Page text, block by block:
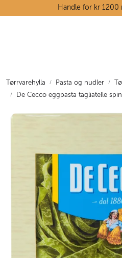
Skip to main contentHandle for kr 1200
Tørrvarehylla Pasta og nudler
De Cecco eggpasta tagliatelle
Tørrvarehylla
Oppskrifter
Kunnskapshjørnet